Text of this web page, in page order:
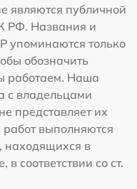
являются публичной
РФ. Названия и
упоминаются только
обозначить
работаем. Наша
с владельцами
представляет их
выполняются
находящихся в
соответствии со ст.